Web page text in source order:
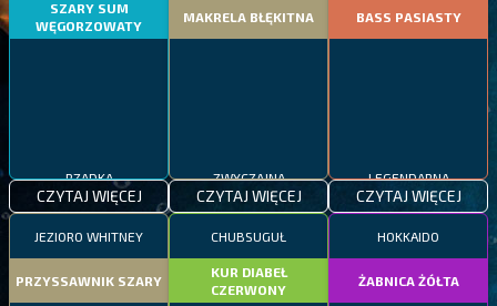
SZARY SUM
WĘGORZOWATY
RZADKA
CZYTAJ WIĘCEJ
MAKRELA BŁĘKITNA
ZWYCZAJNA
CZYTAJ WIĘCEJ
BASS PASIASTY
LEGENDARNA
CZYTAJ WIĘCEJ
JEZIORO WHITNEY
PRZYSSAWNIK SZARY
CHUBSUGUŁ
KUR DIABEŁ
CZERWONY
HOKKAIDO
ŻABNICA ŻÓŁTA